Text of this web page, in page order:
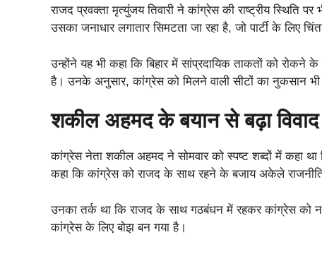
राजद प्रवक्ता मृत्युंजय तिवारी ने कांग्रेस की राष्ट्रीय स्थिति
उसका जनाधार लगातार सिमटता जा रहा है, जो पार्टी के लिए
उन्होंने यह भी कहा कि बिहार में सांप्रदायिक ताकतों को रोकने
है। उनके अनुसार, कांग्रेस को मिलने वाली सीटों का नुकसान भी
शकील अहमद के बयान से बढ़ा विवाद
कांग्रेस नेता शकील अहमद ने सोमवार को स्पष्ट शब्दों में कहा
कहा कि कांग्रेस को राजद के साथ रहने के बजाय अकेले
उनका तर्क था कि राजद के साथ गठबंधन में रहकर कांग्रेस को
कांग्रेस के लिए बोझ बन गया है।